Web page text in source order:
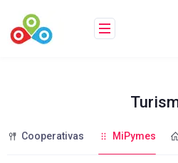
contenido
Cooperativas MiPymes